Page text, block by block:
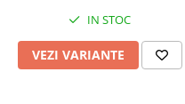
IN STOC
VEZI VARIANTE